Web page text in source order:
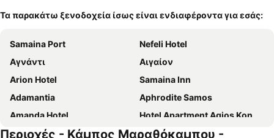
Τα παρακάτω ξενοδοχεία ίσως είναι ενδιαφέροντα για εσάς:
Samaina Port
Nefeli Hotel
Αγνάντι
Αιγαίον
Arion Hotel
Samaina Inn
Adamantia
Aphrodite Samos
Amanda Hotel
Hotel Apartment Agios Konstantinos
Ακτή Πάρις
Hotel Kerkis Bay
Περιοχές - Κάμπος Μαραθόκαμπου -